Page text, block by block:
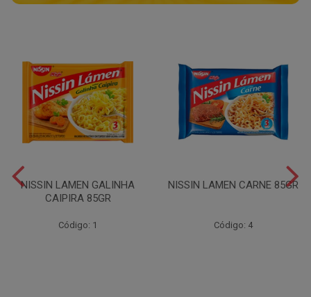
NISSIN LAMEN GALINHA
CAIPIRA 85GR
Código: 1
NISSIN LAMEN CARNE 85GR
Código: 4